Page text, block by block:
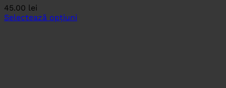
45.00 lei
Selectează opțiuni